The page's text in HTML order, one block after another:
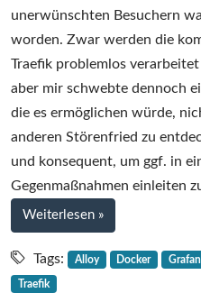
unerwünschten Besuchern
worden. Zwar werden die
Traefik problemlos
aber mir schwebte dennoch
die es ermöglichen würde,
anderen Störenfried zu
und konsequent, um ggf. in
Gegenmaßnahmen einleiten
Weiterlesen bei
Zentralisiertes
Logging
»
Tags: Alloy Docker
Traefik